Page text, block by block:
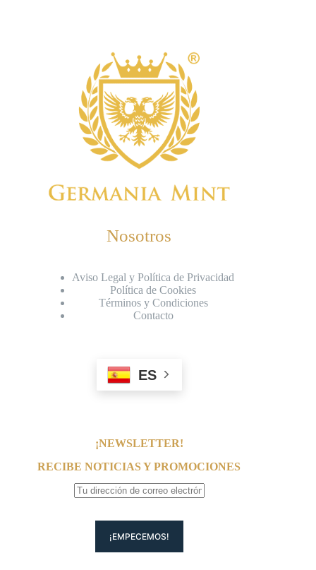
Nosotros
Aviso Legal y Política de Privacidad
Política de Cookies
Términos y Condiciones
Contacto
ES
¡NEWSLETTER!
RECIBE NOTICIAS Y PROMOCIONES